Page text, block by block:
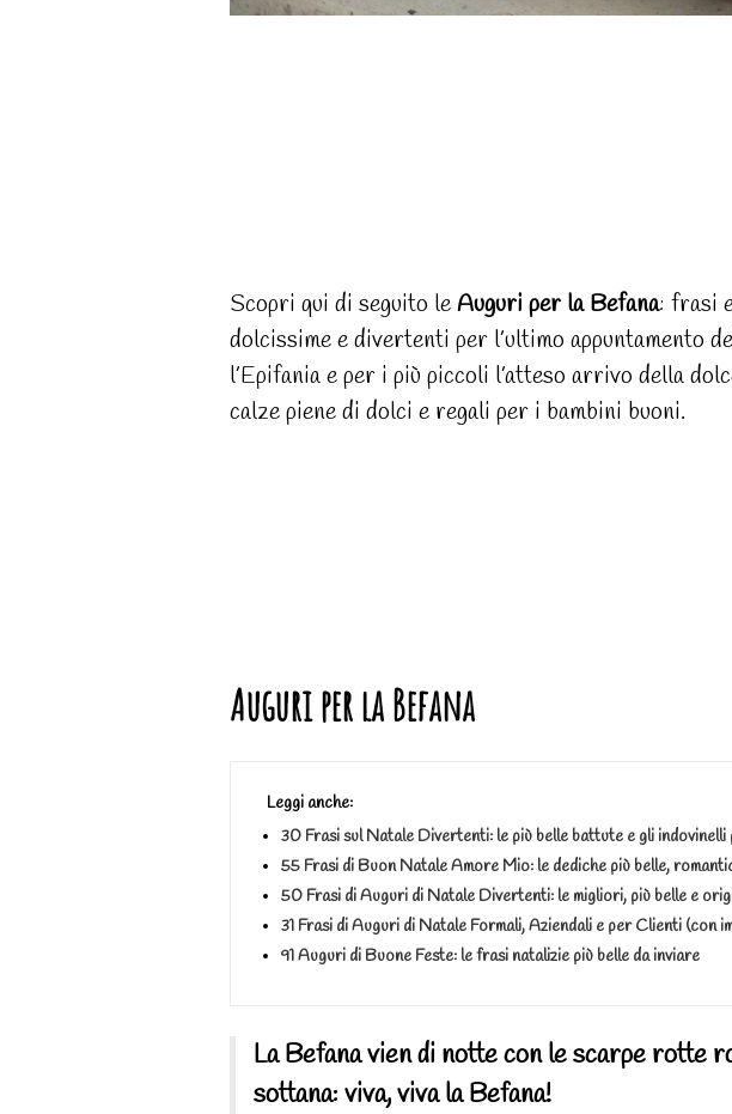
Scopri qui di seguito leAuguri per la Befana: frasi
dolcissime e divertenti per l’ultimo appuntamento
l’Epifania e per i più piccoli l’atteso arrivo della
calze piene di dolci e regali per i bambini buoni.
Auguri per la Befana
Leggi anche:
30 Frasi sul Natale Divertenti: le più belle battute e gli indovinelli
55 Frasi di Buon Natale Amore Mio: le dediche più belle,
50 Frasi di Auguri di Natale Divertenti: le migliori, più belle e
31 Frasi di Auguri di Natale Formali, Aziendali e per Clienti (con
91 Auguri di Buone Feste: le frasi natalizie più belle da inviare
La Befana vien di notte con le scarpe rotte
sottana: viva, viva la Befana!